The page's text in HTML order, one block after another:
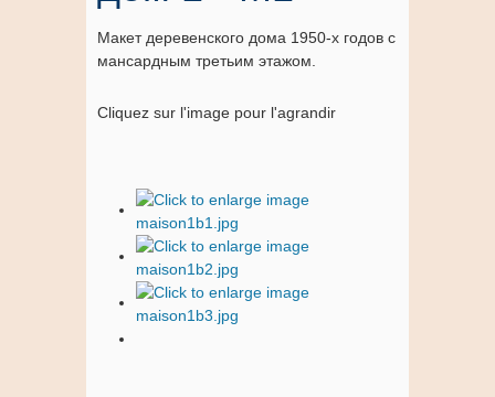
Макет деревенского дома 1950-х годов с
мансардным третьим этажом.
Cliquez sur l'image pour l'agrandir